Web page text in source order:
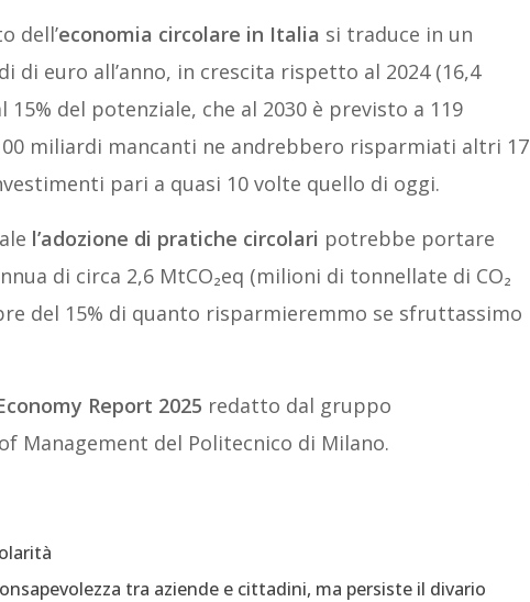
dell’economia circolare in Italia si traduce in un
di euro all’anno, in crescita rispetto al 2024 (16,4
del potenziale, che al 2030 è previsto a 119
miliardi mancanti ne andrebbero risparmiati altri 17
pari a quasi 10 volte quello di oggi.
l’adozione di pratiche circolari potrebbe portare
di circa 2,6 MtCO₂eq (milioni di tonnellate di CO₂
del 15% di quanto risparmieremmo se sfruttassimo
Report 2025 redatto dal gruppo
Management del Politecnico di Milano.
tra aziende e cittadini, ma persiste il divario